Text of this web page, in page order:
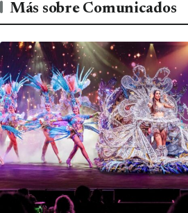
Más sobre Comunicados